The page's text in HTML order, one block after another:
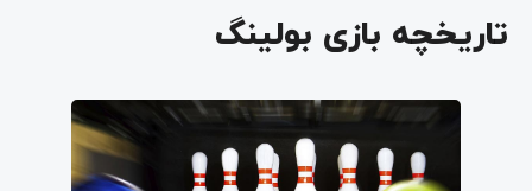
تاریخچه بازی بولینگ